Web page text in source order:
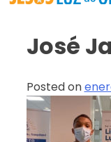
José
Posted on